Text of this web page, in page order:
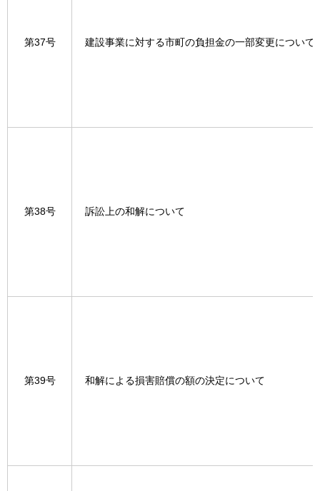
第37号 建設事業に対する市町の負担金の一部変更について
第38号 訴訟上の和解について
第39号 和解による損害賠償の額の決定について